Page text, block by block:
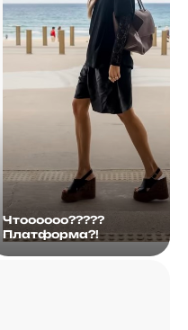
Чтоооооо?????
Платформа?!